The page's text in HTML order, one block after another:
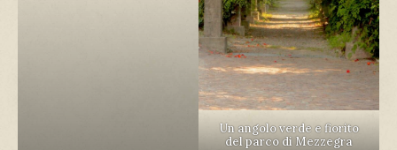
Un angolo verde e fiorito
del parco di Mezzegra